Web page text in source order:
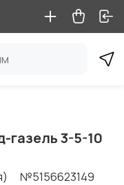
газель 3-5-10
№5156623149